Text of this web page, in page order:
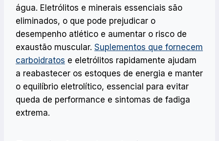
água. Eletrólitos e minerais essenciais são
eliminados, o que pode prejudicar o
desempenho atlético e aumentar o risco de
exaustão muscular. Suplementos que fornecem
carboidratos e eletrólitos rapidamente ajudam
a reabastecer os estoques de energia e manter
o equilíbrio eletrolítico, essencial para evitar
queda de performance e sintomas de fadiga
extrema.